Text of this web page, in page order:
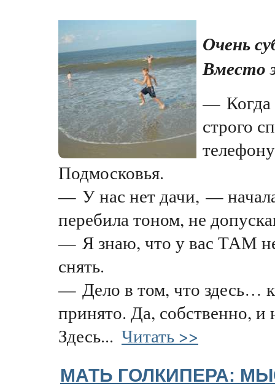
Очень
Вместо
— Когда
строго
Подмосковья.
— У нас нет дачи, —
перебила тоном, не
— Я знаю, что у вас ТАМ
снять.
— Дело в том, что здесь…
принято. Да, собственно, и
Здесь... Читать >>
МАТЬ ГОЛКИПЕРА: